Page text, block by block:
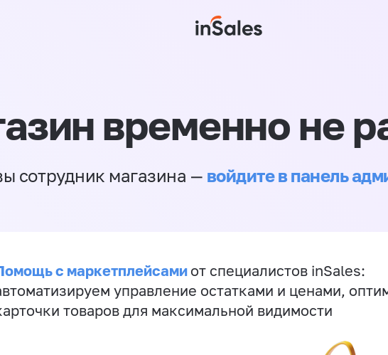
временно не
сотрудник магазина — войдите в панель
с маркетплейсами от специалистов inSales:
управление остатками и ценами,
товаров для максимальной видимости